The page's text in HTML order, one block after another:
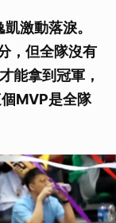
激動落淚。
，但全隊沒有
能拿到冠軍，
MVP是全隊